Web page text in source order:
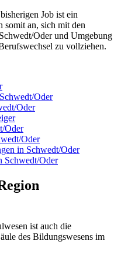
Job ist ein
somit an, sich mit den
Oder und Umgebung
zu vollziehen.
Oder
Oder
Oder
Oder
in Schwedt/Oder
Schwedt/Oder
ist auch die
des Bildungswesens im